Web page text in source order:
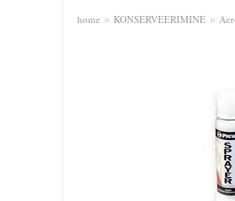
home » KONSERVEERIMINE »